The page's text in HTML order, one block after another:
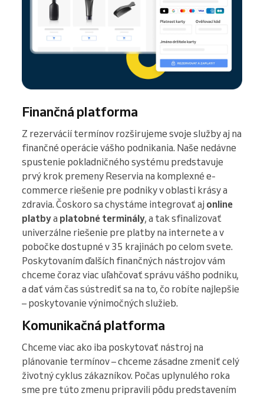
Finančná platforma
Z rezervácií termínov rozširujeme svoje služby aj na
finančné operácie vášho podnikania. Naše nedávne
spustenie pokladničného systému predstavuje
prvý krok premeny Reservia na komplexné e-
commerce riešenie pre podniky v oblasti krásy a
zdravia. Čoskoro sa chystáme integrovať aj online
platbya platobné terminály, a tak sfinalizovať
univerzálne riešenie pre platby na internete a v
pobočke dostupné v 35 krajinách po celom svete.
Poskytovaním ďalších finančných nástrojov vám
chceme čoraz viac uľahčovať správu vášho podniku,
a dať vám čas sústrediť sa na to, čo robíte najlepšie
– poskytovanie výnimočných služieb.
Komunikačná platforma
Chceme viac ako iba poskytovať nástroj na
plánovanie termínov – chceme zásadne zmeniť celý
životný cyklus zákazníkov. Počas uplynulého roka
sme pre túto zmenu pripravili pôdu predstavením